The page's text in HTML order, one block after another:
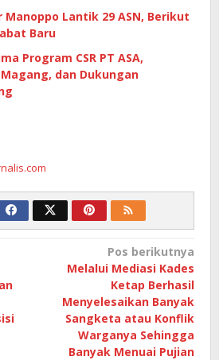
Lantik 29 ASN, Berikut
Baru
Program CSR PT ASA,
dan Dukungan
Pos berikutnya
Melalui Mediasi Kades
Ketap Berhasil
Menyelesaikan Banyak
Sangketa atau Konflik
Warganya Sehingga
Banyak Menuai Pujian